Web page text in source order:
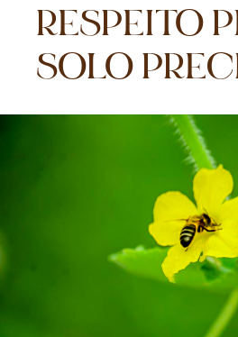
RESPEITO
SOLO